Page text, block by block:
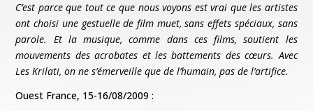
C’est parce que tout ce que nous voyons est vrai que les artistes
ont choisi une gestuelle de film muet, sans effets spéciaux, sans
parole. Et la musique, comme dans ces films, soutient les
mouvements des acrobates et les battements des cœurs. Avec
Les Krilati, on ne s’émerveille que de l’humain, pas de l’artifice.
Ouest France, 15-16/08/2009 :